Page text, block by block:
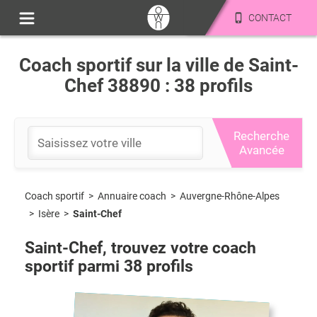
CONTACT
Coach sportif sur la ville de Saint-
Chef 38890 : 38 profils
Recherche
Avancée
Coach sportif > Annuaire coach > Auvergne-Rhône-Alpes
> Isère > Saint-Chef
Saint-Chef, trouvez votre coach
sportif parmi 38 profils